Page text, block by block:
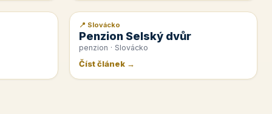
📰 PR článek
📍 Slovácko
Penzion Selský dvůr
penzion · Slovácko
Číst článek →